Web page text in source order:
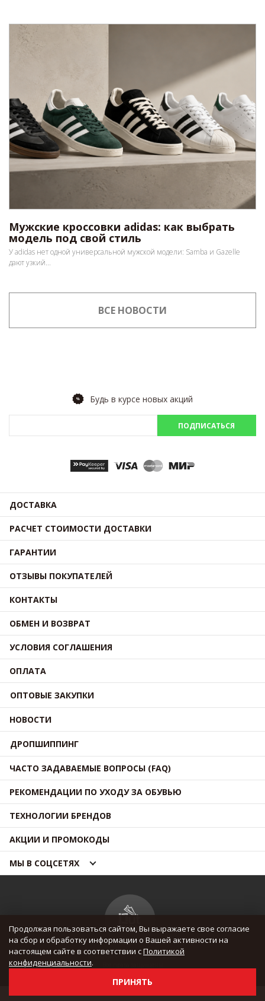
Мужские кроссовки adidas: как выбрать
модель под свой стиль
У adidas нет одной универсальной мужской модели: Samba и Gazelle
дают узкий...
ВСЕ НОВОСТИ
Будь в курсе новых акций
ПОДПИСАТЬСЯ
ДОСТАВКА
РАСЧЕТ СТОИМОСТИ ДОСТАВКИ
ГАРАНТИИ
ОТЗЫВЫ ПОКУПАТЕЛЕЙ
КОНТАКТЫ
ОБМЕН И ВОЗВРАТ
УСЛОВИЯ СОГЛАШЕНИЯ
ОПЛАТА
ОПТОВЫЕ ЗАКУПКИ
НОВОСТИ
ДРОПШИППИНГ
ЧАСТО ЗАДАВАЕМЫЕ ВОПРОСЫ (FAQ)
РЕКОМЕНДАЦИИ ПО УХОДУ ЗА ОБУВЬЮ
ТЕХНОЛОГИИ БРЕНДОВ
АКЦИИ И ПРОМОКОДЫ
МЫ В СОЦСЕТЯХ
© OUTMAXSHOP 2012 — 2026
Продолжая пользоваться сайтом, Вы выражаете свое согласие
на сбор и обработку информации о Вашей активности на
настоящем сайте в соответствии сПолитикой
конфиденциальности.
ПРИНЯТЬ